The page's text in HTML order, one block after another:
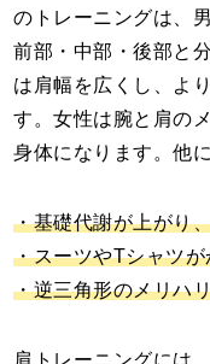
のトレーニングは、
前部・中部・後部と
は肩幅を広くし、よ
す。女性は腕と肩の
身体になります。他
・基礎代謝が上がり
・スーツやTシャツ
・逆三角形のメリハ
肩トレーニングには